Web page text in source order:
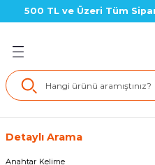
500 TL ve Üzeri Tüm
Geri Dön
SETLERİ
Setler
Detaylı Arama
Anahtar Kelime